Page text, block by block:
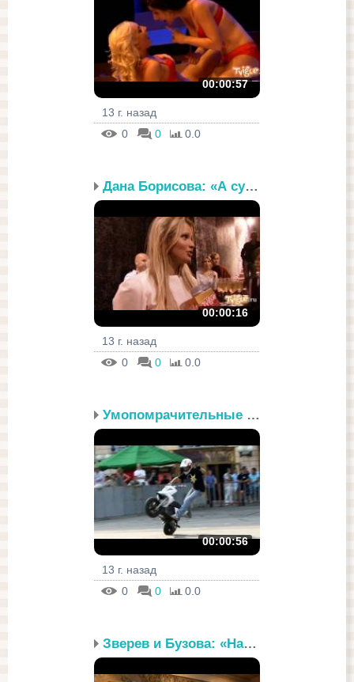
00:00:57
13 г. назад
0
0 0.0
Дана Борисова: «А сумку...
00:00:16
13 г. назад
0
0 0.0
Умопомрачительные трюки
00:00:56
13 г. назад
0
0 0.0
Зверев и Бузова: «Наш с...